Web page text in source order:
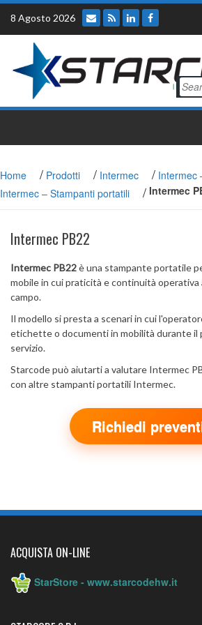
Skip
content
8 Agosto 2026
Home / Prodotti / Intermec / Intermec
Intermec – Stampanti portatili / Intermec
Intermec PB22
Intermec PB22è una stampante portatile
mobile in cui praticità e continuità operativa
campo.
Il modello si presta a scenari in cui
etichette o documenti in mobilità durante il
servizio.
Starcode può aiutarti a valutare Intermec
con altre stampanti portatili Intermec.
Richiedi
ACQUISTA ON-LINE
StarStore - www.starcodehw.it